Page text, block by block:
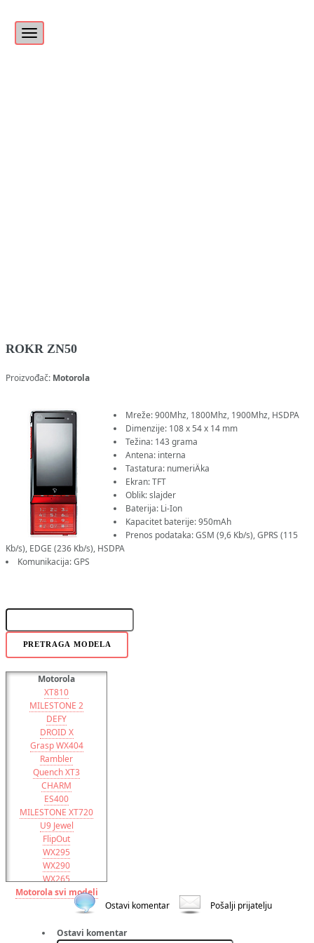
ROKR ZN50
Proizvođač: Motorola
Mreže: 900Mhz, 1800Mhz, 1900Mhz, HSDPA
Dimenzije: 108 x 54 x 14 mm
Težina: 143 grama
Antena: interna
Tastatura: numeriÄka
Ekran: TFT
Oblik: slajder
Baterija: Li-Ion
Kapacitet baterije: 950mAh
Prenos podataka: GSM (9,6 Kb/s), GPRS (115
Kb/s), EDGE (236 Kb/s), HSDPA
Komunikacija: GPS
PRETRAGA MODELA
Motorola
XT810
MILESTONE 2
DEFY
DROID X
Grasp WX404
Rambler
Quench XT3
CHARM
ES400
MILESTONE XT720
U9 Jewel
FlipOut
WX295
WX290
WX265
WX260
QUENCH
Motorola svi modeli
Ostavi komentar
Pošalji prijatelju
Ostavi komentar